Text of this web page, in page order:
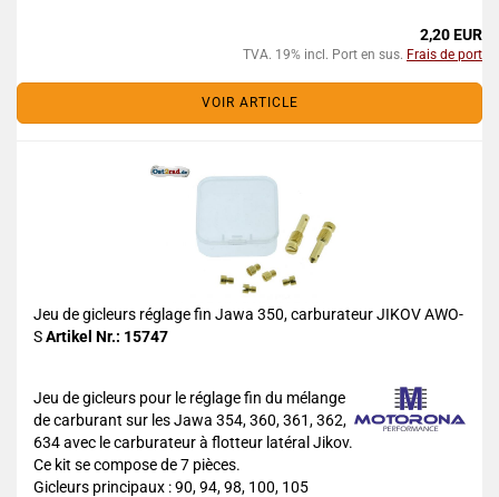
2,20 EUR
TVA. 19% incl. Port en sus. Frais de port
VOIR ARTICLE
Jeu de gicleurs réglage fin Jawa 350, carburateur JIKOV AWO-
SArtikel Nr.: 15747
Jeu de gicleurs pour le réglage fin du mélange
de carburant sur les Jawa 354, 360, 361, 362,
634 avec le carburateur à flotteur latéral Jikov.
Ce kit se compose de 7 pièces.
Gicleurs principaux : 90, 94, 98, 100, 105